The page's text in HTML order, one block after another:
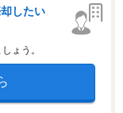
したい
ょう。